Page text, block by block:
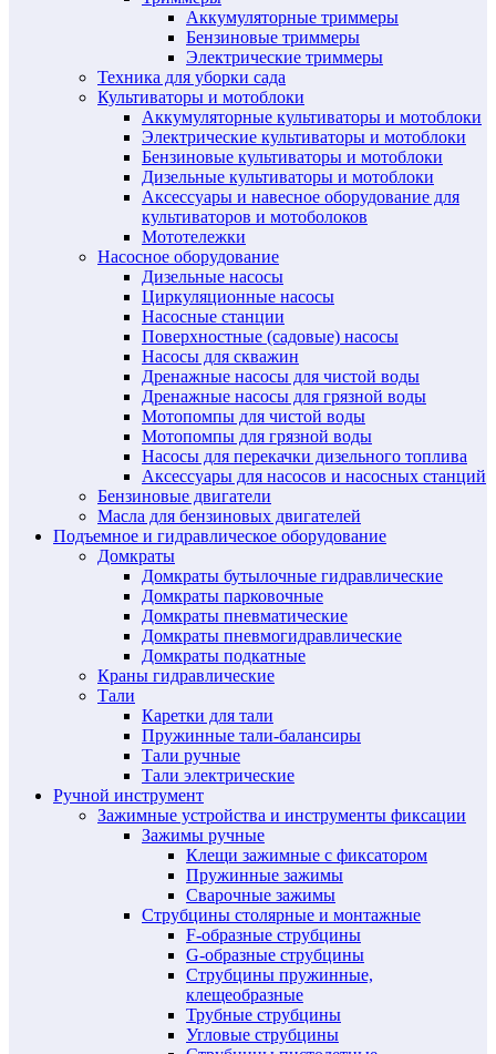
Аккумуляторные триммеры
Бензиновые триммеры
Электрические триммеры
Техника для уборки сада
Культиваторы и мотоблоки
Аккумуляторные культиваторы и мотоблоки
Электрические культиваторы и мотоблоки
Бензиновые культиваторы и мотоблоки
Дизельные культиваторы и мотоблоки
Аксессуары и навесное оборудование для
культиваторов и мотоболоков
Мототележки
Насосное оборудование
Дизельные насосы
Циркуляционные насосы
Насосные станции
Поверхностные (садовые) насосы
Насосы для скважин
Дренажные насосы для чистой воды
Дренажные насосы для грязной воды
Мотопомпы для чистой воды
Мотопомпы для грязной воды
Насосы для перекачки дизельного топлива
Аксессуары для насосов и насосных станций
Бензиновые двигатели
Масла для бензиновых двигателей
Подъемное и гидравлическое оборудование
Домкраты
Домкраты бутылочные гидравлические
Домкраты парковочные
Домкраты пневматические
Домкраты пневмогидравлические
Домкраты подкатные
Краны гидравлические
Тали
Каретки для тали
Пружинные тали-балансиры
Тали ручные
Тали электрические
Ручной инструмент
Зажимные устройства и инструменты фиксации
Зажимы ручные
Клещи зажимные с фиксатором
Пружинные зажимы
Сварочные зажимы
Струбцины столярные и монтажные
F-образные струбцины
G-образные струбцины
Струбцины пружинные,
клещеобразные
Трубные струбцины
Угловые струбцины